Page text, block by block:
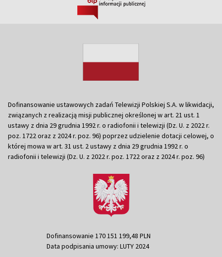
Dofinansowanie ustawowych zadań Telewizji Polskiej S.A. w likwidacji,
związanych z realizacją misji publicznej określonej w art. 21 ust. 1
ustawy z dnia 29 grudnia 1992 r. o radiofonii i telewizji (Dz. U. z 2022 r.
poz. 1722 oraz z 2024 r. poz. 96) poprzez udzielenie dotacji celowej, o
której mowa w art. 31 ust. 2 ustawy z dnia 29 grudnia 1992 r. o
radiofonii i telewizji (Dz. U. z 2022 r. poz. 1722 oraz z 2024 r. poz. 96)
Dofinansowanie 170 151 199,48 PLN
Data podpisania umowy: LUTY 2024